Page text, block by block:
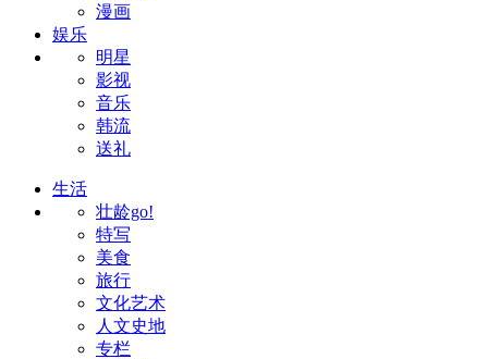
漫画
娱乐
明星
影视
音乐
韩流
送礼
生活
壮龄go!
特写
美食
旅行
文化艺术
人文史地
专栏